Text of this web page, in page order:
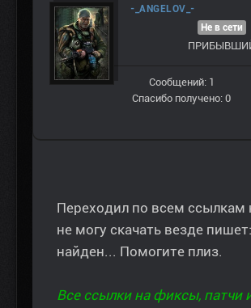
-_ANGELOV_-
Не в сети
Сообщений: 1
Спасибо получено: 0
Переходил по всем ссылкам
не могу скачать везде
найден... Помогите плиз.
Все ссылки на фиксы, патчи